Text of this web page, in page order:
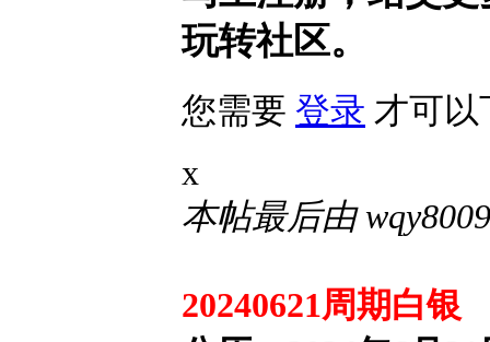
玩转社区。
您需要 登录 才可
x
本帖最后由
20240621周期白银